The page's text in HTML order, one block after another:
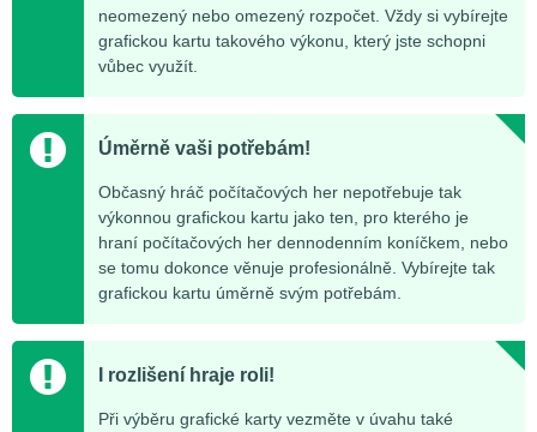
neomezený nebo omezený rozpočet. Vždy si vybírejte
grafickou kartu takového výkonu, který jste schopni
vůbec využít.
Úměrně vaši potřebám!
Občasný hráč počítačových her nepotřebuje tak
výkonnou grafickou kartu jako ten, pro kterého je
hraní počítačových her dennodenním koníčkem, nebo
se tomu dokonce věnuje profesionálně. Vybírejte tak
grafickou kartu úměrně svým potřebám.
I rozlišení hraje roli!
Při výběru grafické karty vezměte v úvahu také